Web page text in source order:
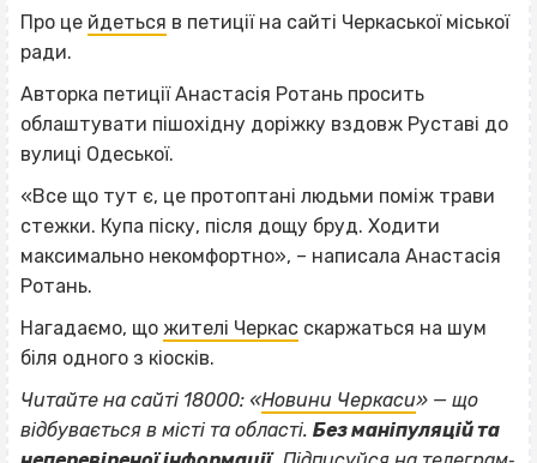
Про це йдеться в петиції на сайті Черкаської міської
ради.
Авторка петиції Анастасія Ротань просить
облаштувати пішохідну доріжку вздовж Руставі до
вулиці Одеської.
«Все що тут є, це протоптані людьми поміж трави
стежки. Купа піску, після дощу бруд. Ходити
максимально некомфортно», – написала Анастасія
Ротань.
Нагадаємо, що жителі Черкас скаржаться на шум
біля одного з кіосків.
Читайте на сайті 18000: «Новини Черкаси» — що
відбувається в місті та області. Без маніпуляцій та